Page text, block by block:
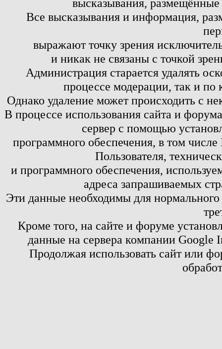
высказывания,
Все высказывания и информация,
выражают точку зрения
и никак не связаны с точкой
Администрация старается удалять
процессе модерации, так и по
Однако удаление может происходить с
В процессе использования сайта и
сервер с помощью
программного обеспечения, в том
Пользователя,
и программного обеспечения,
адреса запрашиваемых
Эти данные необходимы для
Кроме того, на сайте и форуме
данные на сервера компании
Продолжая использовать сайт или